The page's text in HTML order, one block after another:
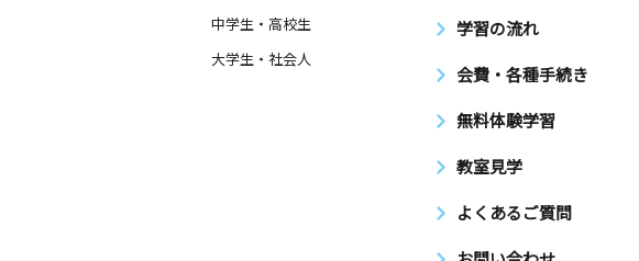
神奈川県藤沢市朝日町２１－２６ 朝日町町内
金 土 日
神奈川県鎌倉市台２丁目２０－１４
中学生・高校生
大学生・社会人
学習の流れ
会費・各種手続き
無料体験学習
教室見学
よくあるご質問